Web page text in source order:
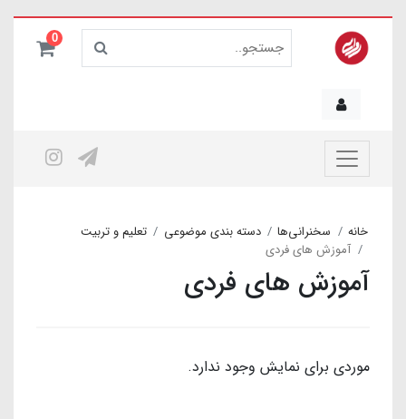
0
خانه سخنرانی‌ها دسته بندی موضوعی
تعلیم و تربیت
آموزش های فردی
آموزش های فردی
موردی برای نمایش وجود ندارد.